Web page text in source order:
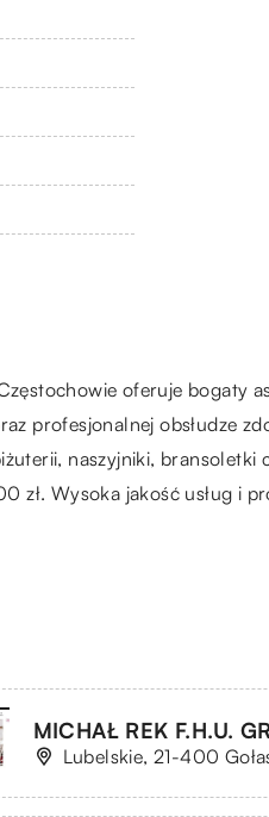
oferuje bogaty
profesjonalnej obsłudze
naszyjniki, bransoletki
zł. Wysoka jakość usług i
MICHAŁ REK F.H.U.
Lubelskie, 21-400